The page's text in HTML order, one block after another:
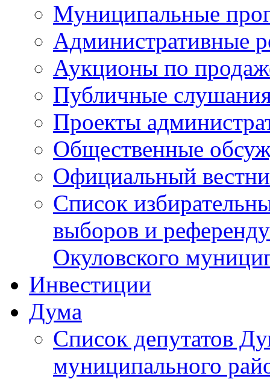
Муниципальные
Административные
Аукционы по
Публичные
Проекты
Общественные
Официальный
Список
выборов и
Окуловского
Инвестиции
Дума
Список депутатов
муниципального